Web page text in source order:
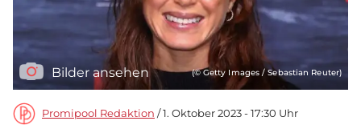
Bilder ansehen (© Getty Images / Sebastian Reuter)
Promipool Redaktion / 1. Oktober 2023 - 17:30 Uhr